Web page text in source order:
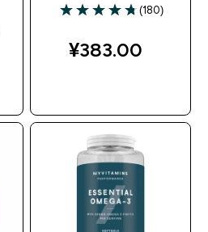
4.74 out of 5 stars
(180)
¥383.00‎